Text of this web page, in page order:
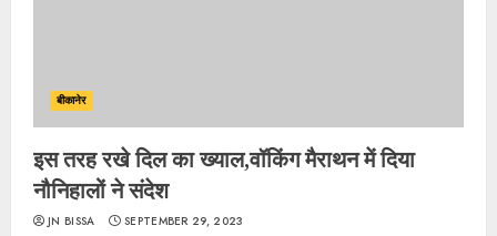
बीकानेर
इस तरह रखे दिल का ख्याल,वॉकिंग मैराथन में दिया
नौनिहालों ने संदेश
JN BISSA SEPTEMBER 29, 2023